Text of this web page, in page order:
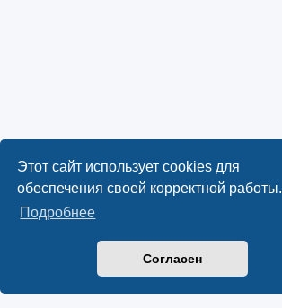
Этот сайт использует cookies для
обеспечения своей корректной работы.
Подробнее
Согласен